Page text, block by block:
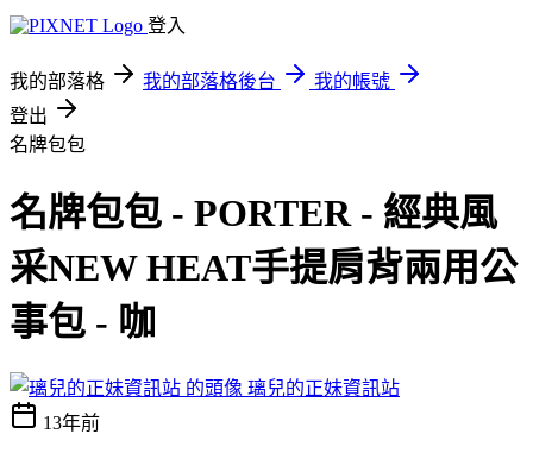
登入
我的部落格 我的部落格後台
我的帳號
登出
名牌包包
名牌包包 - PORTER - 經典風
采NEW HEAT手提肩背兩用公
事包 - 咖
璃兒的正妹資訊站
13年前